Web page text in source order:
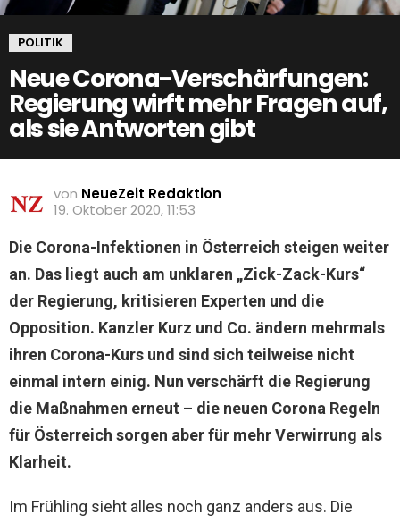
POLITIK
Neue Corona-Verschärfungen:
Regierung wirft mehr Fragen auf,
als sie Antworten gibt
von NeueZeit Redaktion
19. Oktober 2020, 11:53
Die Corona-Infektionen in Österreich steigen weiter
an. Das liegt auch am unklaren „Zick-Zack-Kurs“
der Regierung, kritisieren Experten und die
Opposition. Kanzler Kurz und Co. ändern mehrmals
ihren Corona-Kurs und sind sich teilweise nicht
einmal intern einig. Nun verschärft die Regierung
die Maßnahmen erneut – die neuen Corona Regeln
für Österreich sorgen aber für mehr Verwirrung als
Klarheit.
Im Frühling sieht alles noch ganz anders aus. Die